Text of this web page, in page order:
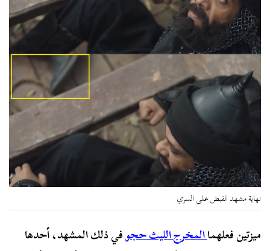
نهاية مشهد القبض على السري
ميزتين فعلهماالمخرج الليث حجوفي ذلك المشهد، أحدها